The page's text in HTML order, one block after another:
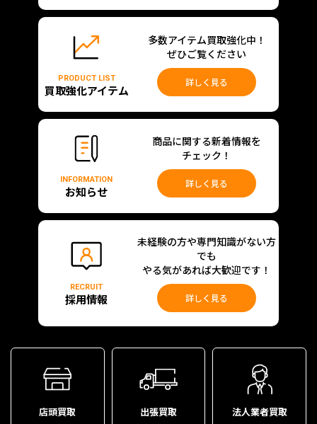
PRODUCT LIST
買取強化アイテム
多数アイテム買取強化中！
ぜひご覧ください
詳しく見る
INFORMATION
お知らせ
商品に関する新着情報を
チェック！
詳しく見る
RECRUIT
採用情報
未経験の方や専門知識がない方
でも
やる気があれば大歓迎です！
詳しく見る
店頭買取 出張買取 法人業者買取